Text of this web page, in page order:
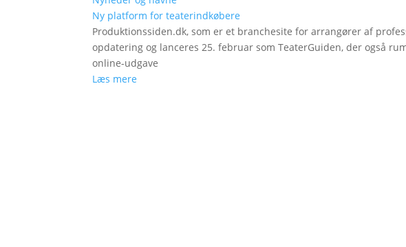
Ny platform for teaterindkøbere
Produktionssiden.dk, som er et branchesite for arrangører af
opdatering og lanceres 25. februar som TeaterGuiden, der også
online-udgave
Læs mere